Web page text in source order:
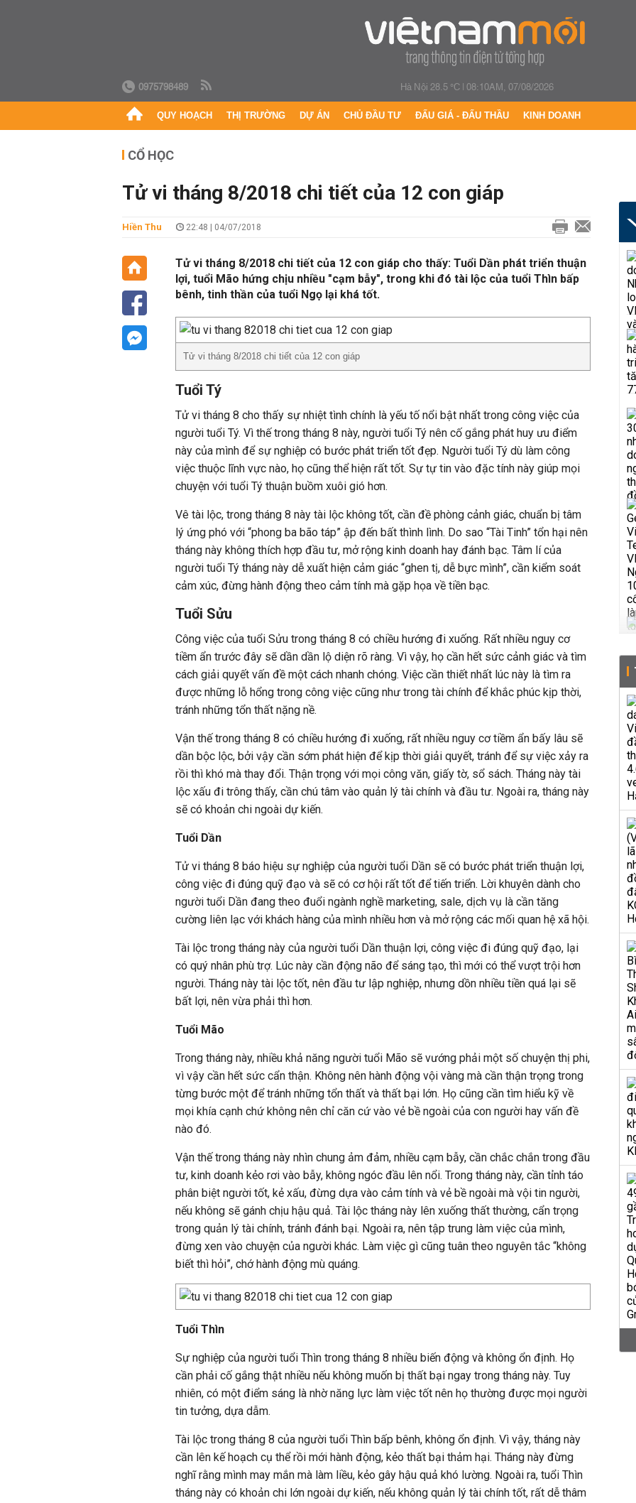
0975798489 Hà Nội 28.5 °C|08:10AM, 07/08/2026
QUY HOẠCH THỊ TRƯỜNG DỰ ÁN CHỦ ĐẦU TƯ ĐẤU GIÁ - ĐẤU THẦU KINH DOANH
CỔ HỌC
Tử vi tháng 8/2018 chi tiết của 12 con giáp
Hiền Thu 22:48 | 04/07/2018
Tử vi tháng 8/2018 chi tiết của 12 con giáp cho thấy: Tuổi Dần phát triển thuận
lợi, tuổi Mão hứng chịu nhiều "cạm bẫy", trong khi đó tài lộc của tuổi Thìn bấp
bênh, tinh thần của tuổi Ngọ lại khá tốt.
Tử vi tháng 8/2018 chi tiết của 12 con giáp
Tuổi Tý
Tử vi tháng 8 cho thấy sự nhiệt tình chính là yếu tố nổi bật nhất trong công việc của
người tuổi Tý. Vì thế trong tháng 8 này, người tuổi Tý nên cố gắng phát huy ưu điểm
này của mình để sự nghiệp có bước phát triển tốt đẹp. Người tuổi Tý dù làm công
việc thuộc lĩnh vực nào, họ cũng thể hiện rất tốt. Sự tự tin vào đặc tính này giúp mọi
chuyện với tuổi Tý thuận buồm xuôi gió hơn.
Vê tài lộc, trong tháng 8 này tài lộc không tốt, cần đề phòng cảnh giác, chuẩn bị tâm
lý ứng phó với “phong ba bão táp” ập đến bất thình lình. Do sao “Tài Tinh” tổn hại nên
tháng này không thích hợp đầu tư, mở rộng kinh doanh hay đánh bạc. Tâm lí của
người tuổi Tý tháng này dễ xuất hiện cảm giác “ghen tị, dễ bực mình”, cần kiểm soát
cảm xúc, đừng hành động theo cảm tính mà gặp họa về tiền bạc.
Tuổi Sửu
Công việc của tuổi Sửu trong tháng 8 có chiều hướng đi xuống. Rất nhiều nguy cơ
tiềm ẩn trước đây sẽ dần dần lộ diện rõ ràng. Vì vậy, họ cần hết sức cảnh giác và tìm
cách giải quyết vấn đề một cách nhanh chóng. Việc cần thiết nhất lúc này là tìm ra
được những lỗ hổng trong công việc cũng như trong tài chính để khắc phúc kịp thời,
tránh những tổn thất nặng nề.
Vận thế trong tháng 8 có chiều hướng đi xuống, rất nhiều nguy cơ tiềm ẩn bấy lâu sẽ
dần bộc lộc, bởi vậy cần sớm phát hiện để kịp thời giải quyết, tránh để sự việc xảy ra
rồi thì khó mà thay đổi. Thận trọng với mọi công văn, giấy tờ, sổ sách. Tháng này tài
lộc xấu đi trông thấy, cần chú tâm vào quản lý tài chính và đầu tư. Ngoài ra, tháng này
sẽ có khoản chi ngoài dự kiến.
Tuổi Dần
Tử vi tháng 8 báo hiệu sự nghiệp của người tuổi Dần sẽ có bước phát triển thuận lợi,
công việc đi đúng quỹ đạo và sẽ có cơ hội rất tốt để tiến triển. Lời khuyên dành cho
người tuổi Dần đang theo đuổi ngành nghề marketing, sale, dịch vụ là cần tăng
cường liên lạc với khách hàng của mình nhiều hơn và mở rộng các mối quan hệ xã hội.
Tài lộc trong tháng này của người tuổi Dần thuận lợi, công việc đi đúng quỹ đạo, lại
có quý nhân phù trợ. Lúc này cần động não để sáng tạo, thì mới có thể vượt trội hơn
người. Tháng này tài lộc tốt, nên đầu tư lập nghiệp, nhưng dồn nhiều tiền quá lại sẽ
bất lợi, nên vừa phải thì hơn.
Tuổi Mão
Trong tháng này, nhiều khả năng người tuổi Mão sẽ vướng phải một số chuyện thị phi,
vì vậy cần hết sức cẩn thận. Không nên hành động vội vàng mà cần thận trọng trong
từng bước một để tránh những tổn thất và thất bại lớn. Họ cũng cần tìm hiểu kỹ về
mọi khía cạnh chứ không nên chỉ căn cứ vào vẻ bề ngoài của con người hay vấn đề
nào đó.
Vận thế trong tháng này nhìn chung ảm đảm, nhiều cạm bẫy, cần chắc chắn trong đầu
tư, kinh doanh kẻo rơi vào bẫy, không ngóc đầu lên nổi. Trong tháng này, cần tỉnh táo
phân biệt người tốt, kẻ xấu, đừng dựa vào cảm tính và vẻ bề ngoài mà vội tin người,
nếu không sẽ gánh chịu hậu quả. Tài lộc tháng này lên xuống thất thường, cẩn trọng
trong quản lý tài chính, tránh đánh bại. Ngoài ra, nên tập trung làm việc của mình,
đừng xen vào chuyện của người khác. Làm việc gì cũng tuân theo nguyên tắc “không
biết thì hỏi”, chớ hành động mù quáng.
Tuổi Thìn
Sự nghiệp của người tuổi Thìn trong tháng 8 nhiều biến động và không ổn định. Họ
cần phải cố gắng thật nhiều nếu không muốn bị thất bại ngay trong tháng này. Tuy
nhiên, có một điểm sáng là nhờ năng lực làm việc tốt nên họ thường được mọi người
tin tưởng, dựa dẫm.
Tài lộc trong tháng 8 của người tuổi Thìn bấp bênh, không ổn định. Vì vậy, tháng này
cần lên kế hoạch cụ thể rồi mới hành động, kẻo thất bại thảm hại. Tháng này đừng
nghĩ rằng mình may mắn mà làm liều, kẻo gây hậu quả khó lường. Ngoài ra, tuổi Thìn
tháng này có khoản chi lớn ngoài dự kiến, nếu không quản lý tài chính tốt, rất dễ thâm